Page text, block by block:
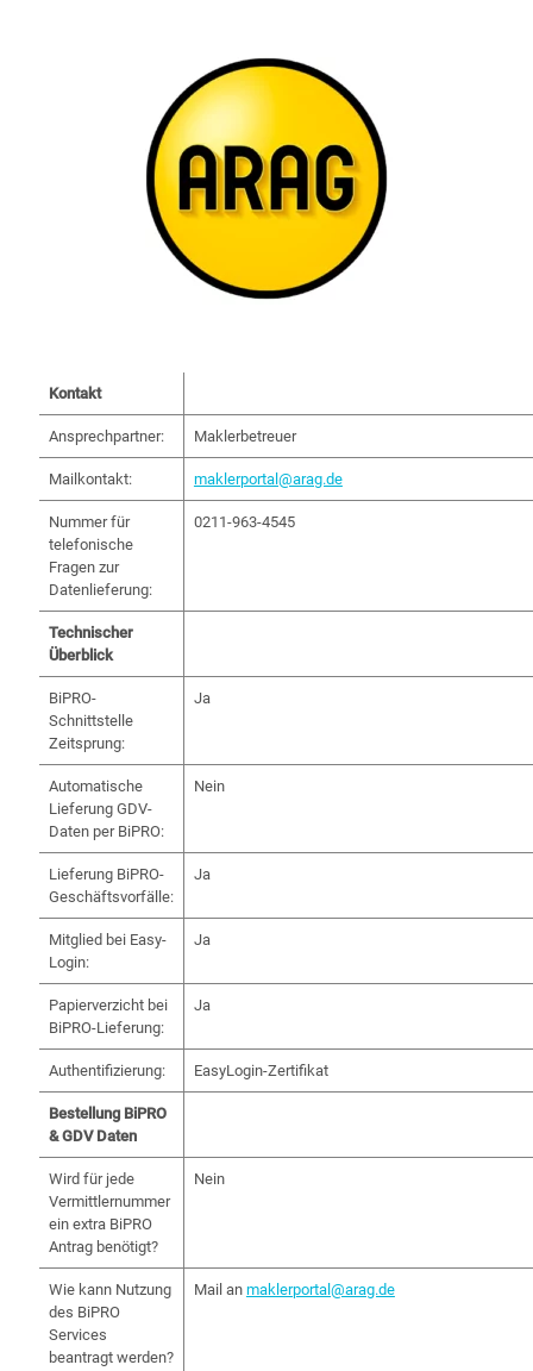
Kontakt
Ansprechpartner: Maklerbetreuer
Mailkontakt: maklerportal@arag.de
Nummer für
telefonische
Fragen zur
Datenlieferung:
0211-963-4545
Technischer
Überblick
BiPRO-
Schnittstelle
Zeitsprung:
Ja
Automatische
Lieferung GDV-
Daten per BiPRO:
Nein
Lieferung BiPRO-
Geschäftsvorfälle:
Ja
Mitglied bei Easy-
Login:
Ja
Papierverzicht bei
BiPRO-Lieferung:
Ja
Authentifizierung: EasyLogin-Zertifikat
Bestellung BiPRO
& GDV Daten
Wird für jede
Vermittlernummer
ein extra BiPRO
Antrag benötigt?
Nein
Wie kann Nutzung
des BiPRO
Services
beantragt werden?
Mail an maklerportal@arag.de